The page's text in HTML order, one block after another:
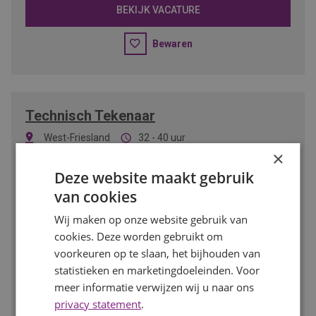
BEKIJK VACATURE
Bewaren
Technisch Tekenaar
West-Friesland
32 - 40 uur
Ben jij technisch sterk, werk je nauwkeurig en haal je
voldoening uit het maken van slimme technische
iets voor jou. Je werkt aan uiteenlopende projecten binnen
de installatietechniek en vertaalt ontwerpen naar duidelijke
technische tekeningen.
BEKIJK VACATURE
×
Deze website maakt gebruik
van cookies
Wij maken op onze website gebruik van
cookies. Deze worden gebruikt om
voorkeuren op te slaan, het bijhouden van
statistieken en marketingdoeleinden. Voor
meer informatie verwijzen wij u naar ons
privacy statement.